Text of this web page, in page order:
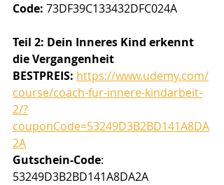
Code: 73DF39C133432DFC024A
Teil 2: Dein Inneres Kind erkennt
die Vergangenheit
BESTPREIS: https://www.udemy.com/
course/coach-fur-innere-kindarbeit-
2/?
couponCode=53249D3B2BD141A8DA
2A
Gutschein-Code:
53249D3B2BD141A8DA2A